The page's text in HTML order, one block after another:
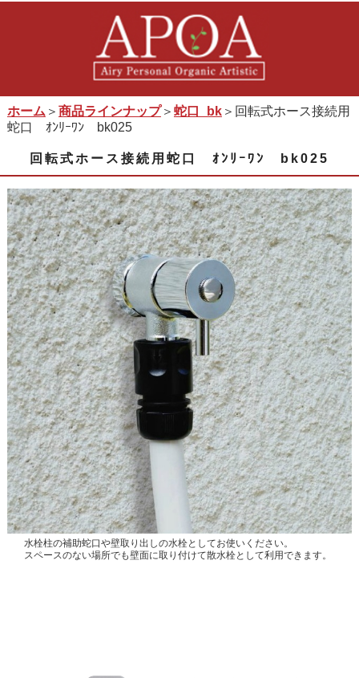
ホーム ＞ 商品ラインナップ＞ 蛇口_bk＞回転式ホース接続用
蛇口 ｵﾝﾘｰﾜﾝ bk025
回転式ホース接続用蛇口 ｵﾝﾘｰﾜﾝ bk025
水栓柱の補助蛇口や壁取り出しの水栓としてお使いください。
スペースのない場所でも壁面に取り付けて散水栓として利用できます。